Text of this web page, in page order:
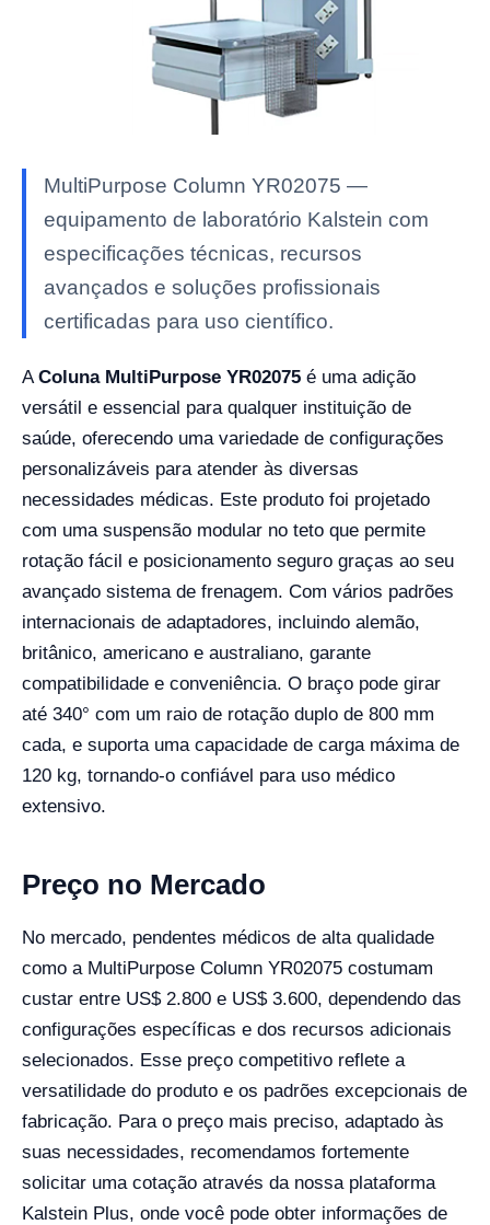
MultiPurpose Column YR02075 —
equipamento de laboratório Kalstein com
especificações técnicas, recursos
avançados e soluções profissionais
certificadas para uso científico.
AColuna MultiPurpose YR02075 é uma adição
versátil e essencial para qualquer instituição de
saúde, oferecendo uma variedade de configurações
personalizáveis para atender às diversas
necessidades médicas. Este produto foi projetado
com uma suspensão modular no teto que permite
rotação fácil e posicionamento seguro graças ao seu
avançado sistema de frenagem. Com vários padrões
internacionais de adaptadores, incluindo alemão,
britânico, americano e australiano, garante
compatibilidade e conveniência. O braço pode girar
até 340° com um raio de rotação duplo de 800 mm
cada, e suporta uma capacidade de carga máxima de
120 kg, tornando-o confiável para uso médico
extensivo.
Preço no Mercado
No mercado, pendentes médicos de alta qualidade
como a MultiPurpose Column YR02075 costumam
custar entre US$ 2.800 e US$ 3.600, dependendo das
configurações específicas e dos recursos adicionais
selecionados. Esse preço competitivo reflete a
versatilidade do produto e os padrões excepcionais de
fabricação. Para o preço mais preciso, adaptado às
suas necessidades, recomendamos fortemente
solicitar uma cotação através da nossa plataforma
Kalstein Plus, onde você pode obter informações de